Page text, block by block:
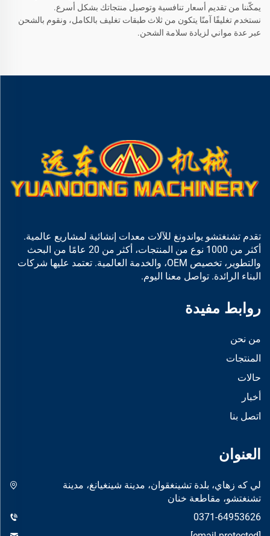
يمكّننا من تقديم أسعار تنافسية وتوصيل منتجاتك بشكل أسرع.
نستخدم تغليفًا آمنًا يتكون من ثلاث طبقات تغليف بالكامل، ونقوم بالشحن
عبر عدة مواني لزيادة سلامة الشحن.
تقدم تشنغتشو يواندونغ للآلات معدات إنشائية لمشاريع عالمية.
أكثر من 1000 نوع من المنتجات، أكثر من 20 عامًا من البحث
والتطوير، تخصيص OEM، والخدمة العالمية. تعتمد عليها شركات
البناء الرائدة. تواصل معنا اليوم.
روابط مفيدة
من نحن
المنتجات
حالات
أخبار
اتصل بنا
العنوان
لي كه زهاي، بلدة تشينغقوان، مدينة شينغيانغ، مدينة
تشنغتشو، مقاطعة خنان
0371-64953626